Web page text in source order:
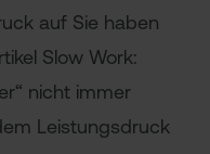
auf Sie haben
Slow Work:
nicht immer
Leistungsdruck